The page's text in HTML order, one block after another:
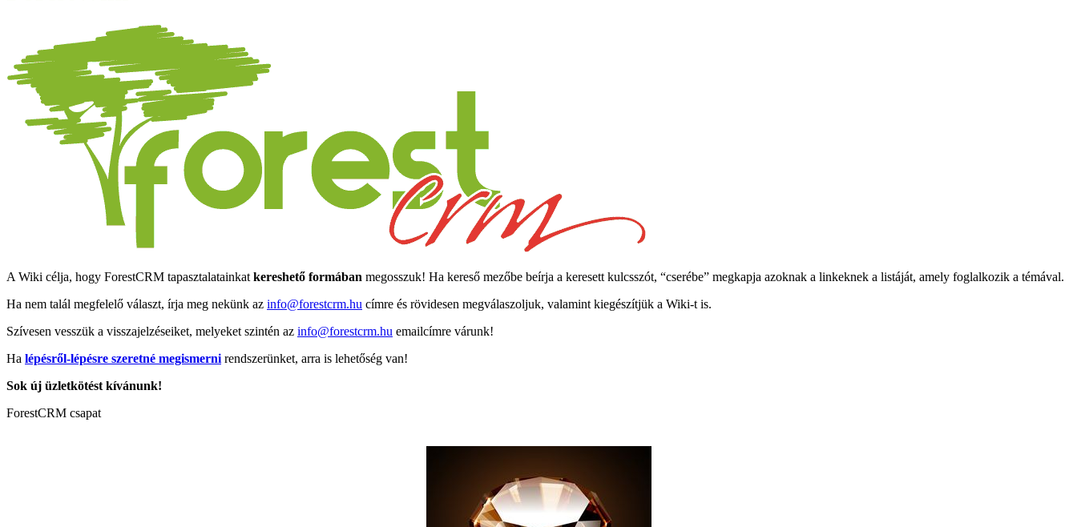
A Wiki célja, hogy ForestCRM tapasztalatainkat kereshető formában megosszuk! Ha kereső mezőbe beírja a keresett kulcsszót, “cserébe” megkapja azoknak a linkeknek a listáját, amely foglalkozik a témával.
Ha nem talál megfelelő választ, írja meg nekünk az info@forestcrm.hu címre és rövidesen megválaszoljuk, valamint kiegészítjük a Wiki-t is.
Szívesen vesszük a visszajelzéseiket, melyeket szintén az info@forestcrm.hu emailcímre várunk!
Ha lépésről-lépésre szeretné megismerni rendszerünket, arra is lehetőség van!
Sok új üzletkötést kívánunk!
ForestCRM csapat